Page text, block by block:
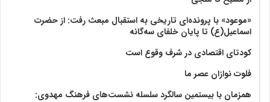
«موعود» با پرونده‌ای تاریخی به استقبال مبعث رفت: از حضرت
اسماعیل(ع) تا پایان خلفای سه‌گانه
کودتای اقتصادی در شرف وقوع است
فلوت نوازان عصر ما
همزمان با بیستمین سالگرد سلسله نشست‌های فرهنگ مهدوی:‌